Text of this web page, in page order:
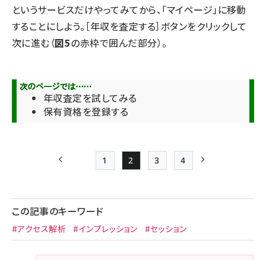
というサービスだけやってみてから、「マイページ」に移動
することにしよう。［年収を査定する］ボタンをクリックして
次に進む（図5の赤枠で囲んだ部分）。
年収査定を試してみる
保有資格を登録する
送
り
前ページ Page
1
Page
2
Page
3
Page
4
この記事のキーワード
#アクセス解析 #インプレッション #セッション